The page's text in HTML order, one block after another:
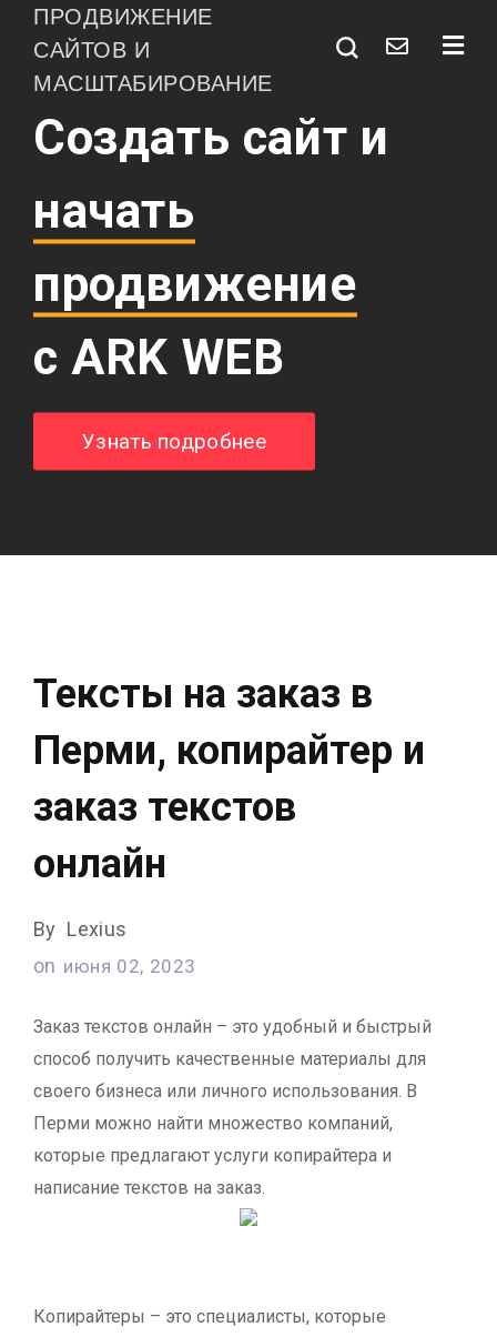
ПРОДВИЖЕНИЕ
САЙТОВ И
МАСШТАБИРОВАНИЕ
Создать сайт и
начать
продвижение
с ARK WEB
Узнать подробнее
Тексты на заказ в
Перми, копирайтер и
заказ текстов
онлайн
By Lexius
on июня 02, 2023
Заказ текстов онлайн – это удобный и быстрый
способ получить качественные материалы для
своего бизнеса или личного использования. В
Перми можно найти множество компаний,
которые предлагают услуги копирайтера и
написание текстов на заказ.
Копирайтеры – это специалисты, которые